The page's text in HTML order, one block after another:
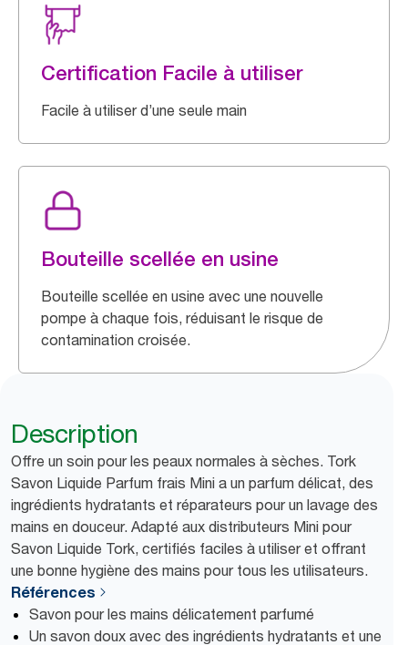
Certification Facile à utiliser
Facile à utiliser d’une seule main
Bouteille scellée en usine
Bouteille scellée en usine avec une nouvelle
pompe à chaque fois, réduisant le risque de
contamination croisée.
Description
Offre un soin pour les peaux normales à sèches. Tork
Savon Liquide Parfum frais Mini a un parfum délicat, des
ingrédients hydratants et réparateurs pour un lavage des
mains en douceur. Adapté aux distributeurs Mini pour
Savon Liquide Tork, certifiés faciles à utiliser et offrant
une bonne hygiène des mains pour tous les utilisateurs.
Références
Savon pour les mains délicatement parfumé
Un savon doux avec des ingrédients hydratants et une